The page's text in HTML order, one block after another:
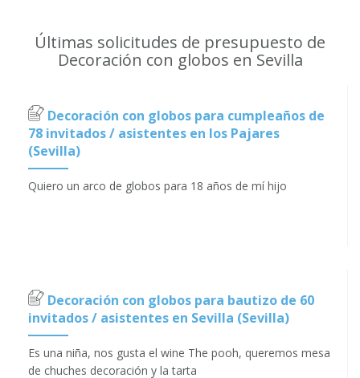
Últimas solicitudes de presupuesto de
Decoración con globos en Sevilla
Decoración con globos para cumpleaños de
78 invitados / asistentes en los Pajares
(Sevilla)
Quiero un arco de globos para 18 años de mí hijo
Decoración con globos para bautizo de 60
invitados / asistentes en Sevilla (Sevilla)
Es una niña, nos gusta el wine The pooh, queremos mesa
de chuches decoración y la tarta